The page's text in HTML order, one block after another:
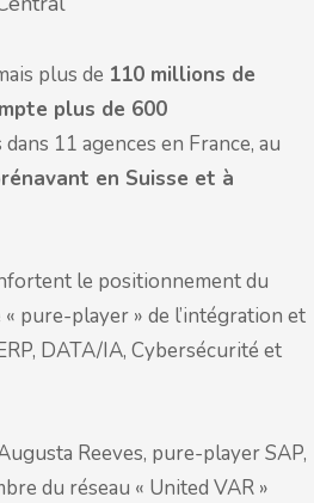
plus de 110 millions de
plus de 600
11 agences en France, au
en Suisse et à
le positionnement du
pure-player » de l’intégration et
DATA/IA, Cybersécurité et
Reeves, pure-player SAP,
du réseau « United VAR »